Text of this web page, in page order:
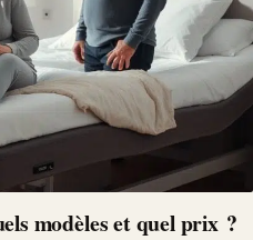
modèles et quel prix ?